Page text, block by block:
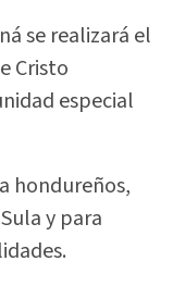
se realizará el
Cristo
especial
hondureños,
y para